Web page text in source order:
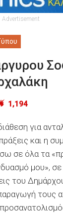
Advertisement
1,194
για
και η
σε όλα τα
μου», σε
του
τους